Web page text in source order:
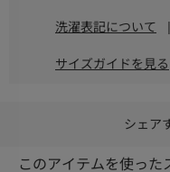
洗濯表記について |
サイズガイドを見る
シェア
このアイテムを使っ